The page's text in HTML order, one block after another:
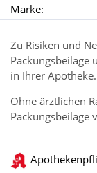
Marke:
Zu Risiken und
Packungsbeilage
in Ihrer Apotheke.
Ohne ärztlichen
Packungsbeilage